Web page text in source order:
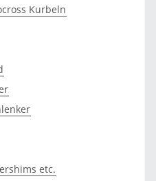
Kurbeln
etc.